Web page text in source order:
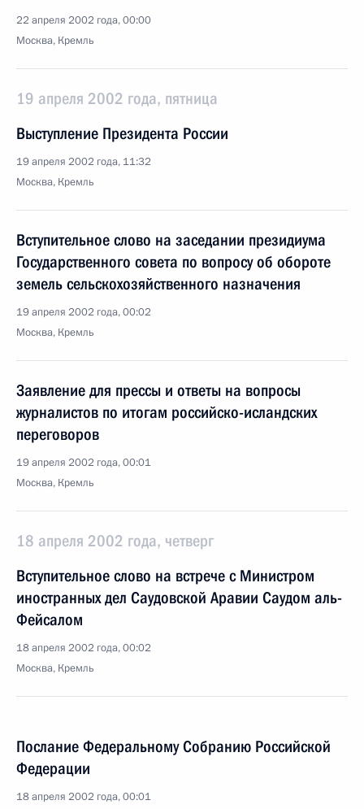
22 апреля 2002 года, 00:00
Москва, Кремль
19 апреля 2002 года, пятница
Выступление Президента России
19 апреля 2002 года, 11:32
Москва, Кремль
Вступительное слово на заседании президиума
Государственного совета по вопросу об обороте
земель сельскохозяйственного назначения
19 апреля 2002 года, 00:02
Москва, Кремль
Заявление для прессы и ответы на вопросы
журналистов по итогам российско-исландских
переговоров
19 апреля 2002 года, 00:01
Москва, Кремль
18 апреля 2002 года, четверг
Вступительное слово на встрече с Министром
иностранных дел Саудовской Аравии Саудом аль-
Фейсалом
18 апреля 2002 года, 00:02
Москва, Кремль
Послание Федеральному Собранию Российской
Федерации
18 апреля 2002 года, 00:01